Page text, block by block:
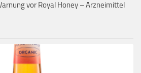
vor Royal Honey – Arzneimittel